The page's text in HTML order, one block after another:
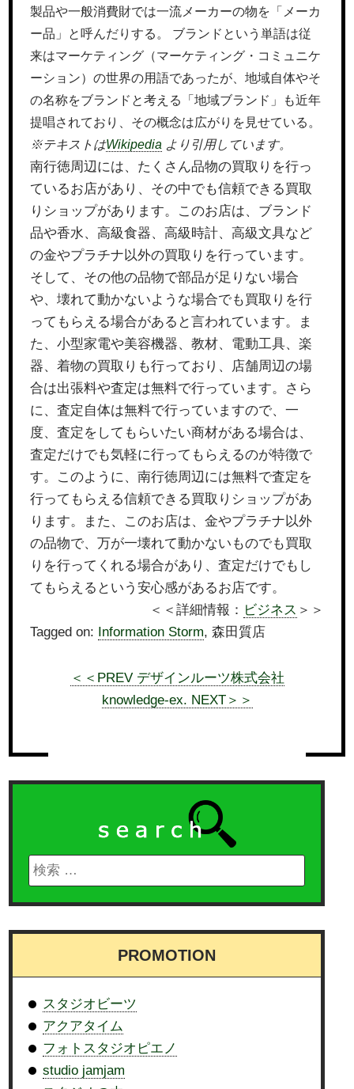
製品や一般消費財では一流メーカーの物を「メーカ
ー品」と呼んだりする。 ブランドという単語は従
来はマーケティング（マーケティング・コミュニケ
ーション）の世界の用語であったが、地域自体やそ
の名称をブランドと考える「地域ブランド」も近年
提唱されており、その概念は広がりを見せている。
※テキストはWikipedia より引用しています。
南行徳周辺には、たくさん品物の買取りを行っ
ているお店があり、その中でも信頼できる買取
りショップがあります。このお店は、ブランド
品や香水、高級食器、高級時計、高級文具など
の金やプラチナ以外の買取りを行っています。
そして、その他の品物で部品が足りない場合
や、壊れて動かないような場合でも買取りを行
ってもらえる場合があると言われています。ま
た、小型家電や美容機器、教材、電動工具、楽
器、着物の買取りも行っており、店舗周辺の場
合は出張料や査定は無料で行っています。さら
に、査定自体は無料で行っていますので、一
度、査定をしてもらいたい商材がある場合は、
査定だけでも気軽に行ってもらえるのが特徴で
す。このように、南行徳周辺には無料で査定を
行ってもらえる信頼できる買取りショップがあ
ります。また、このお店は、金やプラチナ以外
の品物で、万が一壊れて動かないものでも買取
りを行ってくれる場合があり、査定だけでもし
てもらえるという安心感があるお店です。
＜＜詳細情報： ビジネス ＞＞
Tagged on: Information Storm, 森田質店
＜＜PREV デザインルーツ株式会社
knowledge-ex. NEXT＞＞
PROMOTION
スタジオビーツ
アクアタイム
フォトスタジオピエノ
studio jamjam